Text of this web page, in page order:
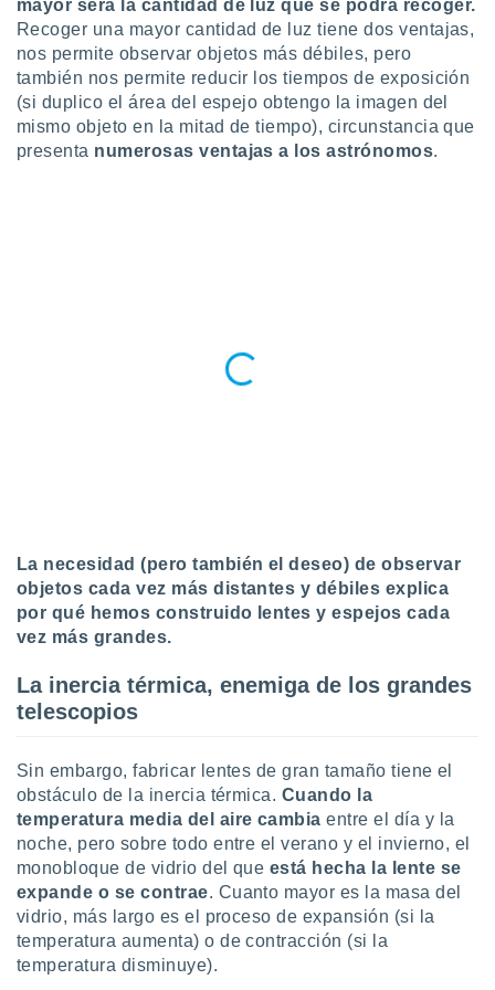
su
u
datos
momento
en
crear un
uso de
la
contenido
la
el
del
de
o a través
de
de
de
uso de
mayor será la cantidad de luz que se podrá recoger.
Recoger una mayor cantidad de luz tiene dos ventajas,
nos permite observar objetos más débiles, pero
también nos permite reducir los tiempos de exposición
(si duplico el área del espejo obtengo la imagen del
mismo objeto en la mitad de tiempo), circunstancia que
presenta numerosas ventajas a los astrónomos.
La necesidad (pero también el deseo) de observar
objetos cada vez más distantes y débiles explica
por qué hemos construido lentes y espejos cada
vez más grandes.
La inercia térmica, enemiga de los grandes
telescopios
Sin embargo, fabricar lentes de gran tamaño tiene el
obstáculo de la inercia térmica. Cuando la
temperatura media del aire cambia entre el día y la
noche, pero sobre todo entre el verano y el invierno, el
monobloque de vidrio del que está hecha la lente se
expande o se contrae. Cuanto mayor es la masa del
vidrio, más largo es el proceso de expansión (si la
temperatura aumenta) o de contracción (si la
temperatura disminuye).